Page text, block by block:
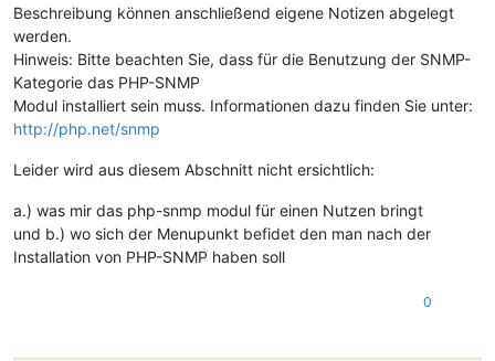
Beschreibung können anschließend eigene Notizen abgelegt
werden.
Hinweis: Bitte beachten Sie, dass für die Benutzung der SNMP-
Kategorie das PHP-SNMP
Modul installiert sein muss. Informationen dazu finden Sie unter:
http://php.net/snmp
Leider wird aus diesem Abschnitt nicht ersichtlich:
a.) was mir das php-snmp modul für einen Nutzen bringt
und b.) wo sich der Menupunkt befidet den man nach der
Installation von PHP-SNMP haben soll
0